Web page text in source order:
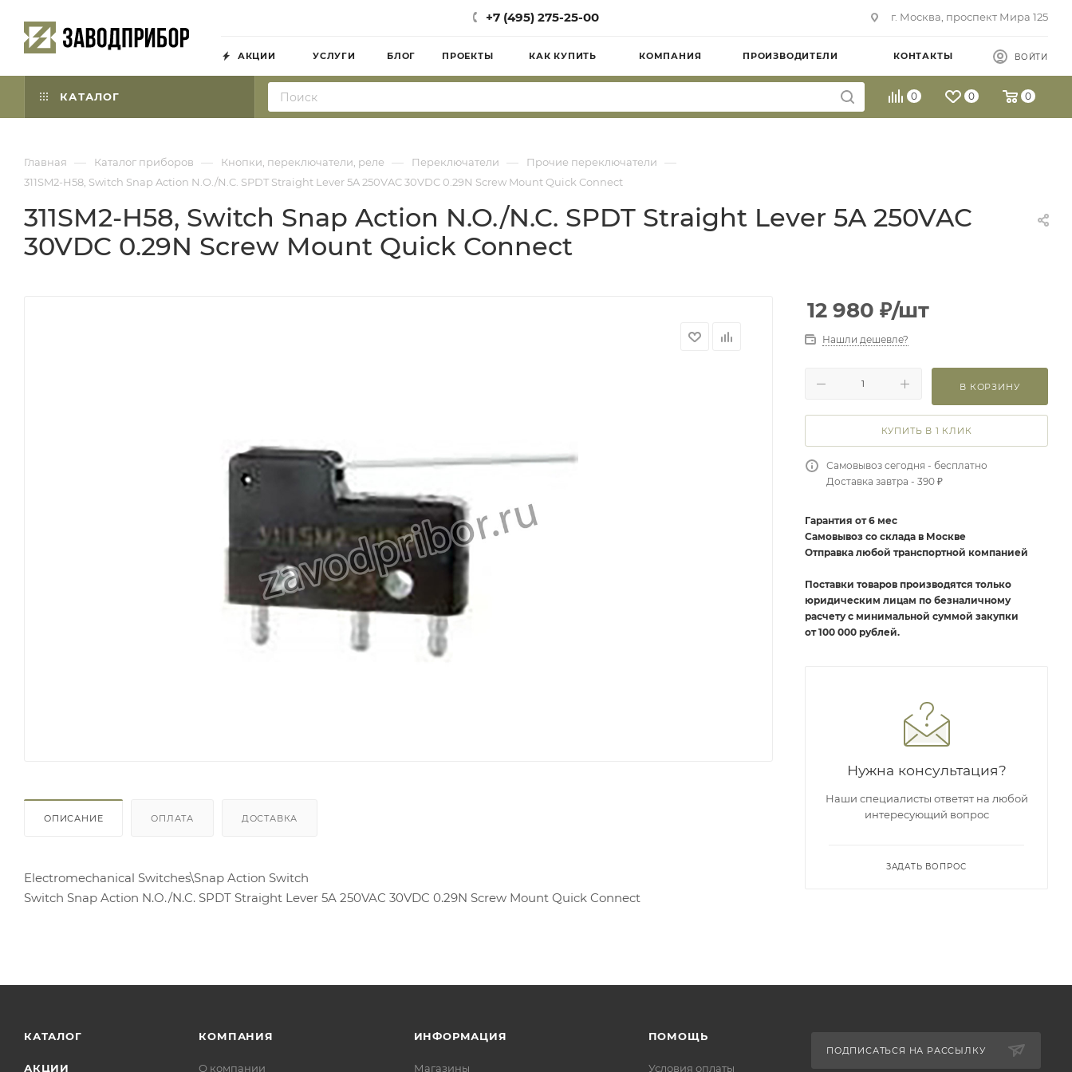
+7 (495) 275-25-00 г. Москва, проспект Мира 125
АКЦИИ УСЛУГИ БЛОГ ПРОЕКТЫ КАК КУПИТЬ КОМПАНИЯ ПРОИЗВОДИТЕЛИ КОНТАКТЫ ВОЙТИ
КАТАЛОГ 0 0 0
Главная — Каталог приборов — Кнопки, переключатели, реле — Переключатели — Прочие переключатели —
311SM2-H58, Switch Snap Action N.O./N.C. SPDT Straight Lever 5A 250VAC 30VDC 0.29N Screw Mount Quick Connect
311SM2-H58, Switch Snap Action N.O./N.C. SPDT Straight Lever 5A 250VAC
30VDC 0.29N Screw Mount Quick Connect
ОПИСАНИЕ ОПЛАТА ДОСТАВКА
Electromechanical Switches\Snap Action Switch
Switch Snap Action N.O./N.C. SPDT Straight Lever 5A 250VAC 30VDC 0.29N Screw Mount Quick Connect
12 980 ₽/шт
Нашли дешевле?
В КОРЗИНУ
КУПИТЬ В 1 КЛИК
Самовывоз сегодня - бесплатно
Доставка завтра - 390 ₽
Гарантия от 6 мес
Самовывоз со склада в Москве
Отправка любой транспортной компанией
Поставки товаров производятся только
юридическим лицам по безналичному
расчету с минимальной суммой закупки
от 100 000 рублей.
Нужна консультация?
Наши специалисты ответят на любой
интересующий вопрос
ЗАДАТЬ ВОПРОС
КАТАЛОГ
АКЦИИ
КОМПАНИЯ
О компании
ИНФОРМАЦИЯ
Магазины
ПОМОЩЬ
Условия оплаты
ПОДПИСАТЬСЯ НА РАССЫЛКУ